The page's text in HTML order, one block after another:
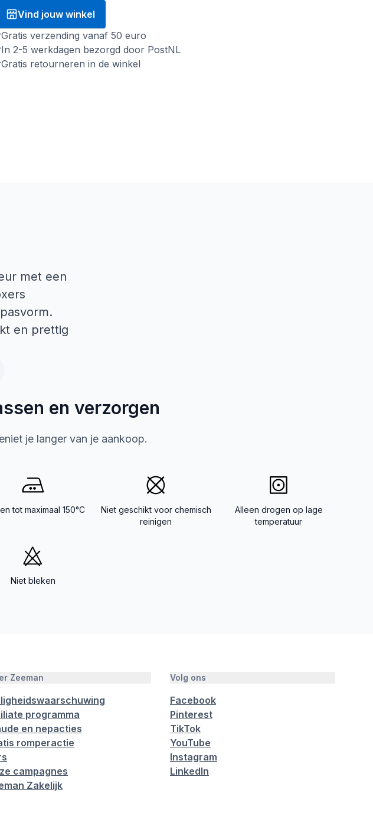
Vind jouw winkel
Gratis verzending vanaf 50 euro
In 2-5 werkdagen bezorgd door PostNL
Gratis retourneren in de winkel
met een
en prettig
en verzorgen
je langer van je aankoop.
tot maximaal 150°C
Niet geschikt voor chemisch
reinigen
Alleen drogen op lage
temperatuur
Niet bleken
Zeeman
programma
en nepacties
romperactie
campagnes
Zakelijk
Volg ons
Facebook
Pinterest
TikTok
YouTube
Instagram
LinkedIn